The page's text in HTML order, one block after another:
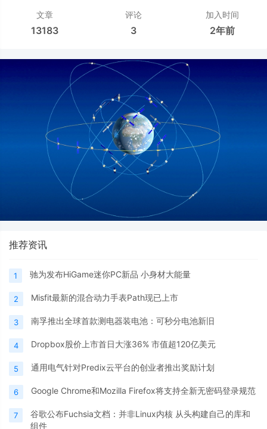
文章
13183
评论
3
加入时间
2年前
推荐资讯
1 驰为发布HiGame迷你PC新品 小身材大能量
2 Misfit最新的混合动力手表Path现已上市
3 南孚推出全球首款测电器装电池：可秒分电池新旧
4 Dropbox股价上市首日大涨36% 市值超120亿美元
5 通用电气针对Predix云平台的创业者推出奖励计划
6 Google Chrome和Mozilla Firefox将支持全新无密码登录规范
7
谷歌公布Fuchsia文档：并非Linux内核 从头构建自己的库和
组件